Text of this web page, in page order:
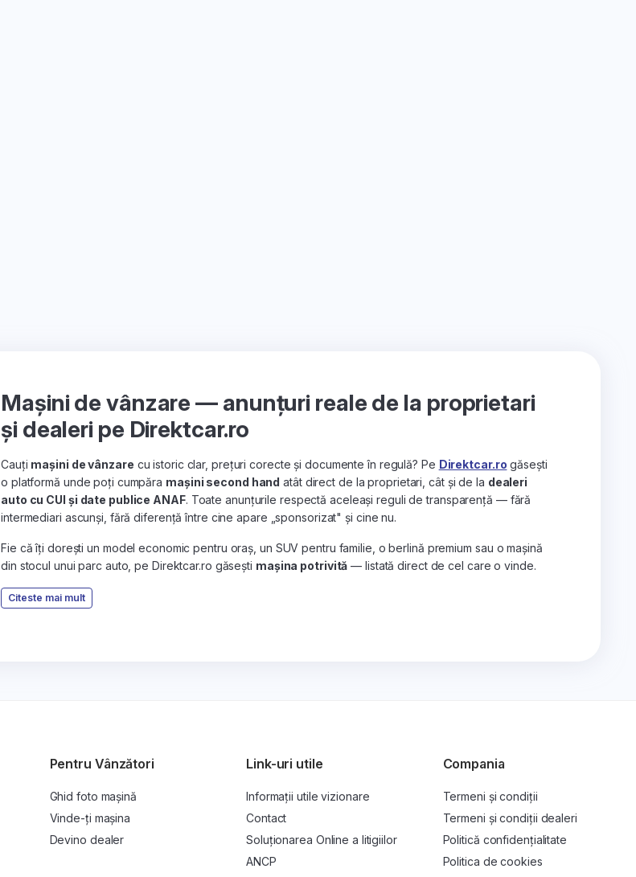
Mașini de vânzare — anunțuri reale de la proprietari
și dealeri pe Direktcar.ro
Cauți mașini de vânzare cu istoric clar, prețuri corecte și documente în regulă? Pe Direktcar.ro găsești
o platformă unde poți cumpăra mașini second hand atât direct de la proprietari, cât și de la dealeri
auto cu CUI și date publice ANAF. Toate anunțurile respectă aceleași reguli de transparență — fără
intermediari ascunși, fără diferență între cine apare „sponsorizat" și cine nu.
Fie că îți dorești un model economic pentru oraș, un SUV pentru familie, o berlină premium sau o mașină
din stocul unui parc auto, pe Direktcar.ro găsești mașina potrivită — listată direct de cel care o vinde.
Citeste mai mult
Pentru Vânzători
Ghid foto mașină
Vinde-ți mașina
Devino dealer
Link-uri utile
Informații utile vizionare
Contact
Soluționarea Online a litigiilor
ANCP
Compania
Termeni și condiții
Termeni și condiții dealeri
Politică confidențialitate
Politica de cookies